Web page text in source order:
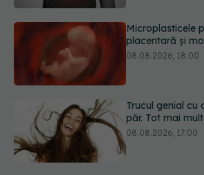
Trucul genial cu
păr. Tot mai
08.08.2026, 17:00
Medicamentul
ani care
neașteptat